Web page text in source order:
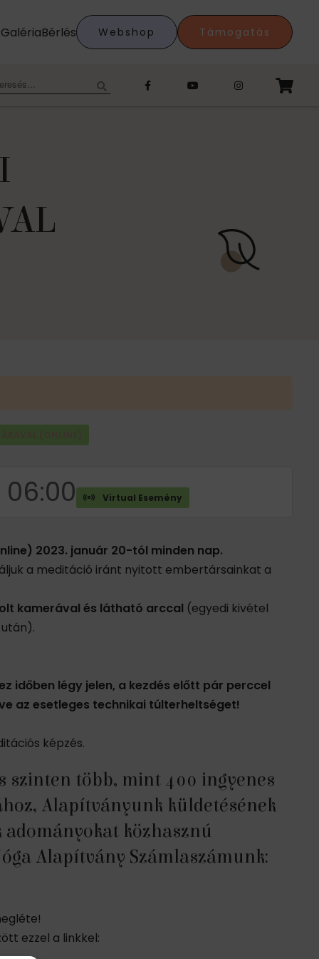
GalériaBérlés Webshop Támogatás
06:00 Virtual Esemény
2023. január 20-tól minden nap.
a meditáció iránt nyitott embertársainkat a
kamerával és látható arccal (egyedi kivétel
időben légy jelen, a kezdés előtt pár perccel
az esetleges technikai túlterheltséget!
képzés.
szinten több, mint 400 ingyenes
Alapítványunk küldetésének
közhasznú
Alapítvány Számlaszámunk:
ezzel a linkkel: